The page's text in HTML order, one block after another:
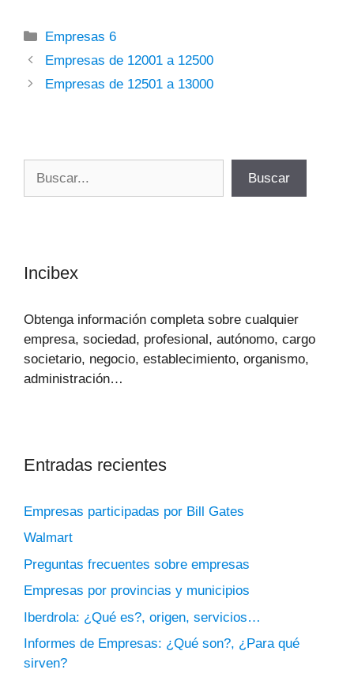
Categorías
Empresas 6
Empresas de 12001 a 12500
Empresas de 12501 a 13000
Buscar
Incibex
Obtenga información completa sobre cualquier
empresa, sociedad, profesional, autónomo, cargo
societario, negocio, establecimiento, organismo,
administración…
Entradas recientes
Empresas participadas por Bill Gates
Walmart
Preguntas frecuentes sobre empresas
Empresas por provincias y municipios
Iberdrola: ¿Qué es?, origen, servicios…
Informes de Empresas: ¿Qué son?, ¿Para qué
sirven?